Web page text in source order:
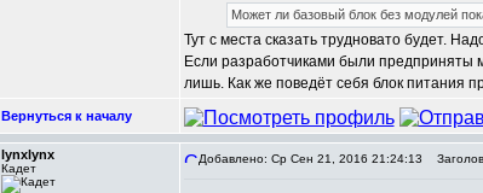
Может ли базовый блок без модулей
Тут с места сказать трудновато будет.
Если разработчиками были предприняты
лишь. Как же поведёт себя блок питания
Вернуться к началу
lynxlynx
Кадет
Добавлено: Ср Сен 21, 2016 21:24:13